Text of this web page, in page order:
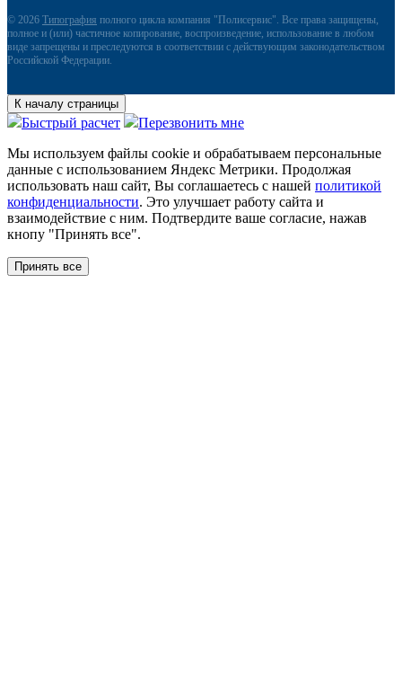
© 2026 Типография полного цикла компания "Полисервис". Все права защищены,
полное и (или) частичное копирование, воспроизведение, использование в любом
виде запрещены и преследуются в соответствии с действующим законодательством
Российской Федерации.
К началу страницы
Быстрый расчет
Перезвонить мне
Мы используем файлы сookie и обрабатываем персональные
данные с использованием Яндекс Метрики. Продолжая
использовать наш сайт, Вы соглашаетесь с нашей политикой
конфиденциальности. Это улучшает работу сайта и
взаимодействие с ним. Подтвердите ваше согласие, нажав
кнопу "Принять все".
Принять все